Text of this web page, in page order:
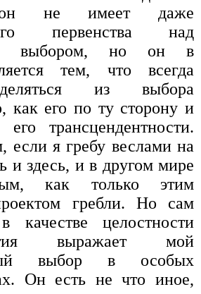
он не имеет даже
первенства над
выбором, но он в
тем, что всегда
из выбора
как его по ту сторону и
его трансцендентности.
если я гребу веслами на
и здесь, и в другом мире
как только этим
гребли. Но сам
качестве целостности
выражает мой
выбор в особых
Он есть не что иное,